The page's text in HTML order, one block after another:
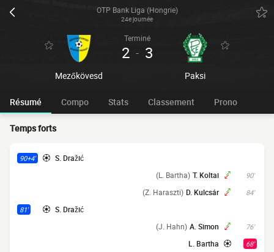
OTP Bank Liga (Hongrie)
24e journée
Mezőkövesd
Terminé
2 - 3
Paksi
Résumé Compo Stats Classement Prono
Temps forts
90+4' S. Dražić
90'
T. Koltai
(L. Bartha)
84'
D. Kulcsár
(Z. Haraszti)
81' S. Dražić
76'
A. Simon
(J. Hahn)
68'
L. Bartha